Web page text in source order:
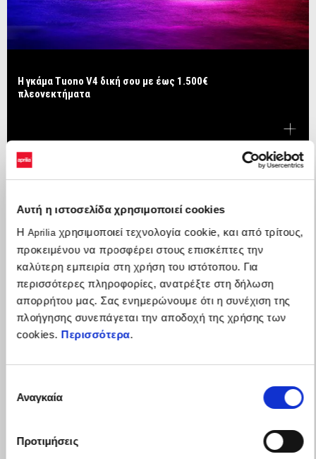
Αυτή η ιστοσελίδα χρησιμοποιεί cookies
Η Aprilia χρησιμοποιεί τεχνολογία cookie, και από τρίτους,
προκειμένου να προσφέρει στους επισκέπτες την
καλύτερη εμπειρία στη χρήση του ιστότοπου. Για
περισσότερες πληροφορίες, ανατρέξτε στη δήλωση
απορρήτου μας. Σας ενημερώνουμε ότι η συνέχιση της
πλοήγησης συνεπάγεται την αποδοχή της χρήσης των
cookies. Περισσότερα.
συγκατάθεσης
Αναγκαία
Προτιμήσεις
Η γκάμα Tuono V4 δική σου με έως 1.500€
πλεονεκτήματα